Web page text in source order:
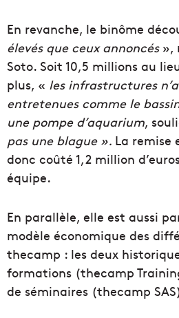
En revanche, le binôme
élevés que ceux annoncés »,
Soto. Soit 10,5 millions au
plus, « les infrastructures
entretenues comme le
une pompe d’aquarium,
pas une blague ». La remise
donc coûté 1,2 million
équipe.
En parallèle, elle est aussi
modèle économique des
thecamp : les deux
formations (thecamp
de séminaires (thecamp